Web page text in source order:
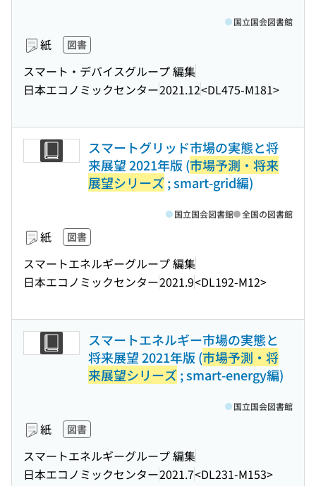
紙 図書
スマート・デバイスグループ 編集
日本エコノミックセンター2021.12<DL475-M181>
国立国会図書館
スマートグリッド市場の実態と将
来展望 2021年版 (市場予測・将来
展望シリーズ ; smart-grid編)
紙 図書
スマートエネルギーグループ 編集
日本エコノミックセンター2021.9<DL192-M12>
国立国会図書館 全国の図書館
スマートエネルギー市場の実態と
将来展望 2021年版 (市場予測・将
来展望シリーズ ; smart-energy編)
紙 図書
スマートエネルギーグループ 編集
日本エコノミックセンター2021.7<DL231-M153>
国立国会図書館